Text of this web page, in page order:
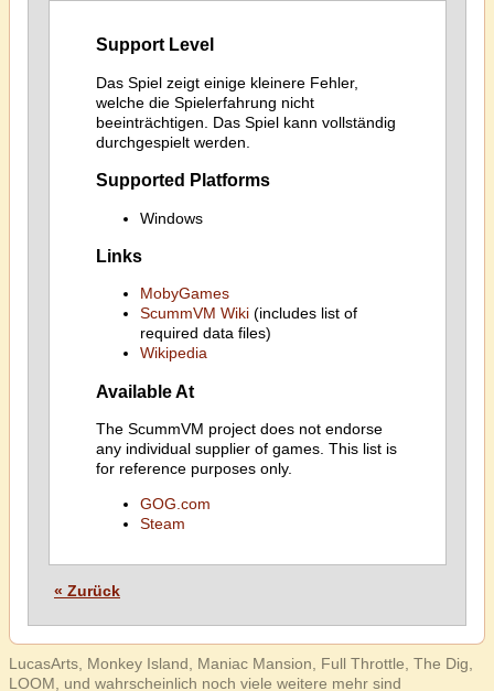
Support Level
Das Spiel zeigt einige kleinere Fehler,
welche die Spielerfahrung nicht
beeinträchtigen. Das Spiel kann vollständig
durchgespielt werden.
Supported Platforms
Windows
Links
MobyGames
ScummVM Wiki(includes list of
required data files)
Wikipedia
Available At
The ScummVM project does not endorse
any individual supplier of games. This list is
for reference purposes only.
GOG.com
Steam
« Zurück
LucasArts, Monkey Island, Maniac Mansion, Full Throttle, The Dig,
LOOM, und wahrscheinlich noch viele weitere mehr sind